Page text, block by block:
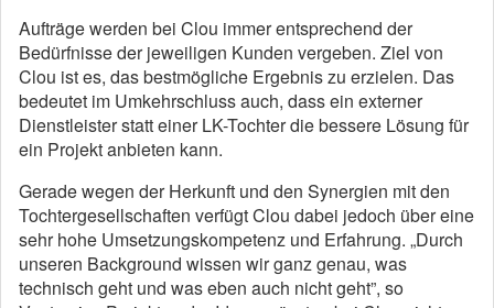
Aufträge werden bei Clou immer entsprechend der
Bedürfnisse der jeweiligen Kunden vergeben. Ziel von
Clou ist es, das bestmögliche Ergebnis zu erzielen. Das
bedeutet im Umkehrschluss auch, dass ein externer
Dienstleister statt einer LK-Tochter die bessere Lösung für
ein Projekt anbieten kann.
Gerade wegen der Herkunft und den Synergien mit den
Tochtergesellschaften verfügt Clou dabei jedoch über eine
sehr hohe Umsetzungskompetenz und Erfahrung. „Durch
unseren Background wissen wir ganz genau, was
technisch geht und was eben auch nicht geht”, so